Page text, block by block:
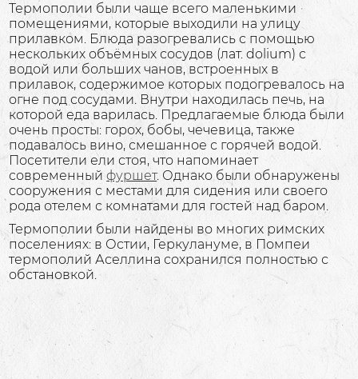
Термополии были чаще всего маленькими
помещениями, которые выходили на улицу
прилавком. Блюда разогревались с помощью
нескольких объёмных сосудов (лат. dolium) с
водой или больших чанов, встроенных в
прилавок, содержимое которых подогревалось на
огне под сосудами. Внутри находилась печь, на
которой еда варилась. Предлагаемые блюда были
очень просты: горох, бобы, чечевица, также
подавалось вино, смешанное с горячей водой.
Посетители ели стоя, что напоминает
современныйфуршет. Однако были обнаружены
сооружения с местами для сидения или своего
рода отелем с комнатами для гостей над баром.
Термополии были найдены во многих римских
поселениях: в Остии, Геркулануме, в Помпеи
термополий Аселлина сохранился полностью с
обстановкой.